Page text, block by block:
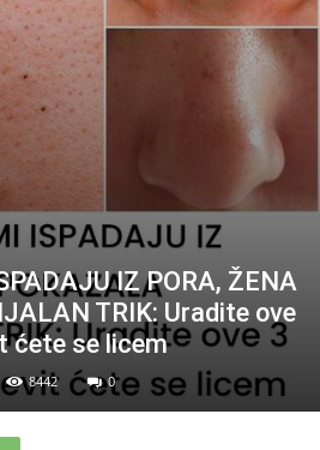
IZ PORA, ŽENA
TRIK: Uradite ove
ćete se licem
8442 0